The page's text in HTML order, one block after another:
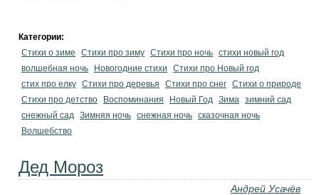
Категории:
Стихи о зиме
Стихи про зиму Стихи про ночь стихи новый год
волшебная ночь
Новогодние стихи
Стихи про Новый год
стих про елку Стихи про деревья Стихи про снег Стихи о природе
Стихи про детство
Воспоминания Новый Год Зима зимний сад
снежный сад Зимняя ночь снежная ночь сказочная ночь
Волшебство
Дед Мороз
Андрей Усачёв